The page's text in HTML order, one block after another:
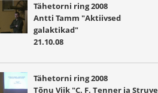
Tähetorni ring 2008
Antti Tamm "Aktiivsed
galaktikad"
21.10.08
Tähetorni ring 2008
Tõnu Viik "C. F. Tenner ja Struve